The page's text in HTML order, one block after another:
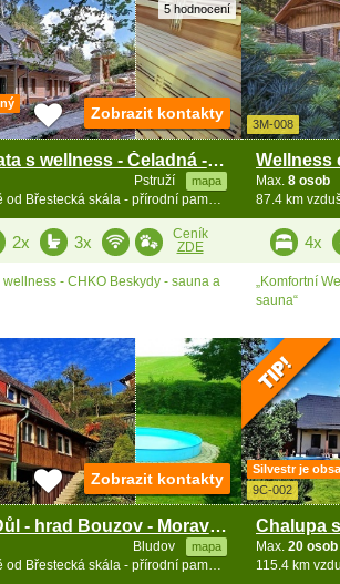
5 hodnocení
Luxusní chata s wellness - Čeladná - Beskydy
Pstruží mapa
87.4 km vzdušně od Břestecká skála - přírodní památka
Zobrazit kontakty
2x 3x
Ceník
ZDE
wellness - CHKO Beskydy - sauna a
3M-008
Max. 8 osob
4x
„Komfortní
sauna“
Chata Vlčí Důl - hrad Bouzov - Morava - Jeseníky
Bludov mapa
98.3 km vzdušně od Břestecká skála - přírodní památka
Zobrazit kontakty
Silvestr je
9C-002
Max. 20 osob